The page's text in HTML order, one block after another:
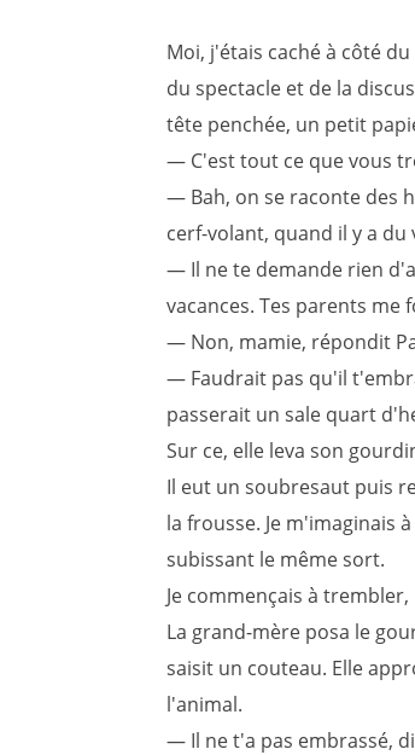
Moi, j'étais caché à côté
du spectacle et de la
tête penchée, un petit
— C'est tout ce que vous
— Bah, on se raconte des
cerf-volant, quand il y a du
— Il ne te demande rien
vacances. Tes parents me
— Non, mamie, répondit
— Faudrait pas qu'il
passerait un sale quart
Sur ce, elle leva son
Il eut un soubresaut puis
la frousse. Je m'imaginais
subissant le même sort.
Je commençais à
La grand-mère posa le
saisit un couteau. Elle
l'animal.
— Il ne t'a pas embrassé,